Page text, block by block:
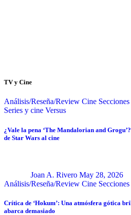
TV y Cine
Análisis/Reseña/Review Cine Secciones
Series y cine Versus
¿Vale la pena ‘The Mandalorian and
de Star Wars al cine
Joan A. Rivero May 28, 2026
Análisis/Reseña/Review Cine Secciones
Crítica de ‘Hokum’: Una atmósfera gótica
abarca demasiado